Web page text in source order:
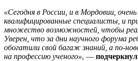
«Сегодня в России, и в Мордовии,
квалифицированные специалисты, и
множество возможностей, чтобы
Уверен, что за дни научного форума
обогатили свой багаж знаний, а по-
на профессию ученого», —